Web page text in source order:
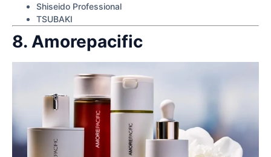
Shiseido Professional
TSUBAKI
8. Amorepacific